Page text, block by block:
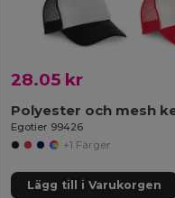
28.05 kr
Egotier 99426
+1 Färger
Lägg till i Varukorgen